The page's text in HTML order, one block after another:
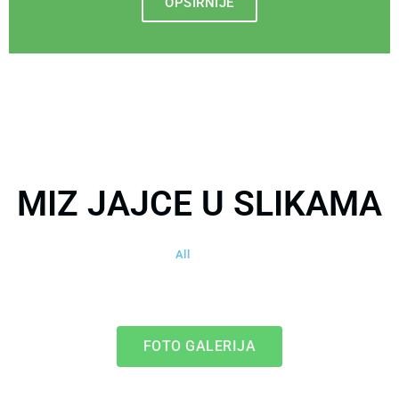
MIZ JAJCE U SLIKAMA
All
FOTO GALERIJA